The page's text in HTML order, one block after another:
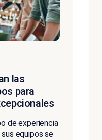
las
para
de experiencia
equipos se